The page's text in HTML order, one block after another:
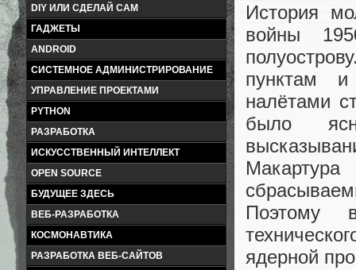
DIY ИЛИ СДЕЛАЙ САМ
ГАДЖЕТЫ
ANDROID
СИСТЕМНОЕ АДМИНИСТРИРОВАНИЕ
УПРАВЛЕНИЕ ПРОЕКТАМИ
PYTHON
РАЗРАБОТКА
ИСКУССТВЕННЫЙ ИНТЕЛЛЕКТ
OPEN SOURCE
БУДУЩЕЕ ЗДЕСЬ
ВЕБ-РАЗРАБОТКА
КОСМОНАВТИКА
РАЗРАБОТКА ВЕБ-САЙТОВ
История
войны
пунктам
налётами
было
Поэтому
ядерной